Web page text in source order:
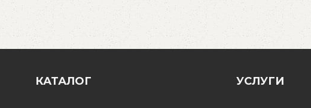
КАТАЛОГ УСЛУГИ